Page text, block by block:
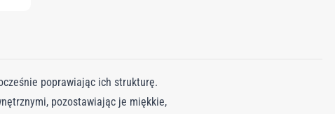
poprawiając ich strukturę.
pozostawiając je miękkie,